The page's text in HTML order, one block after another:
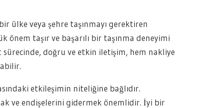
ülke veya şehre taşınmayı gerektiren
taşır ve başarılı bir taşınma deneyimi
doğru ve etkin iletişim, hem nakliye
etkileşimin niteliğine bağlıdır.
ve endişelerini gidermek önemlidir. İyi bir